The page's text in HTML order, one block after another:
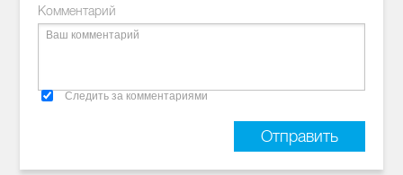
Комментарий
Следить за комментариями